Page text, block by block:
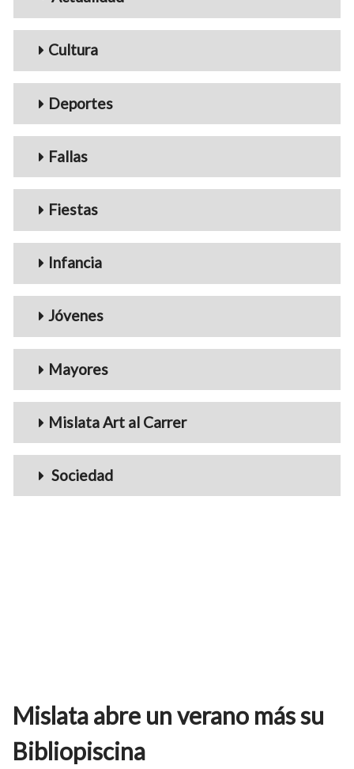
Cultura
Deportes
Fallas
Fiestas
Infancia
Jóvenes
Mayores
Mislata Art al Carrer
Sociedad
Mislata abre un verano más su
Bibliopiscina